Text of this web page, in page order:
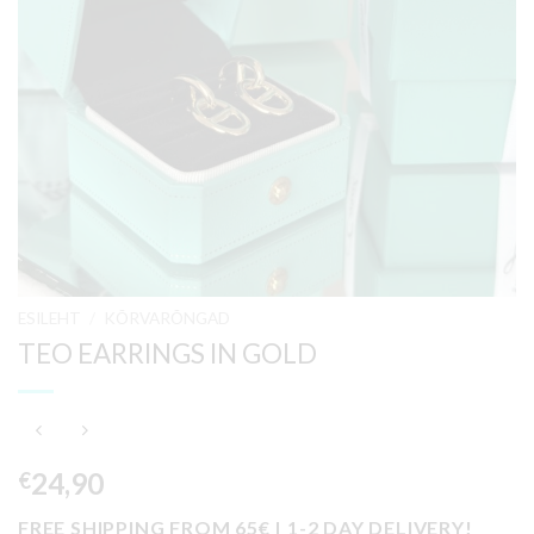
TEO EARRINGS IN GOLD
€24,90
FREE SHIPPING FROM 65€ | 1-2 DAY DELIVERY!